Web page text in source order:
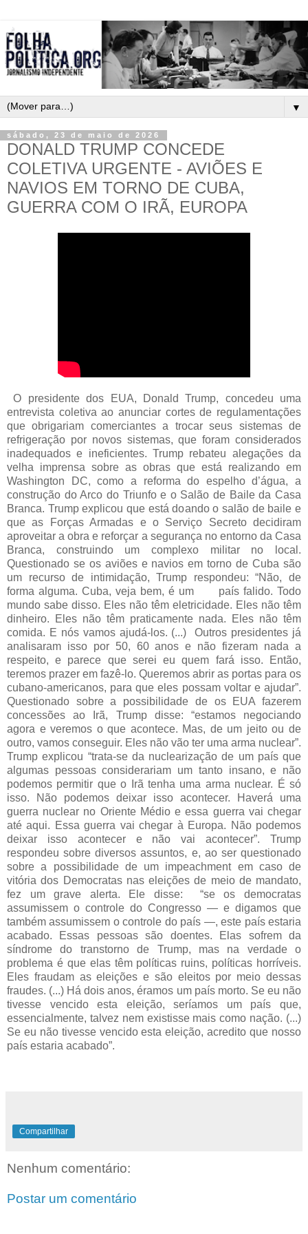
▼
sábado, 23 de maio de 2026
DONALD TRUMP CONCEDE
COLETIVA URGENTE - AVIÕES E
NAVIOS EM TORNO DE CUBA,
GUERRA COM O IRÃ, EUROPA
O presidente dos EUA, Donald Trump, concedeu uma
entrevista coletiva ao anunciar cortes de regulamentações
que obrigariam comerciantes a trocar seus sistemas de
refrigeração por novos sistemas, que foram considerados
inadequados e ineficientes. Trump rebateu alegações da
velha imprensa sobre as obras que está realizando em
Washington DC, como a reforma do espelho d’água, a
construção do Arco do Triunfo e o Salão de Baile da Casa
Branca. Trump explicou que está doando o salão de baile e
que as Forças Armadas e o Serviço Secreto decidiram
aproveitar a obra e reforçar a segurança no entorno da Casa
Branca, construindo um complexo militar no local.
Questionado se os aviões e navios em torno de Cuba são
um recurso de intimidação, Trump respondeu: “Não, de
forma alguma. Cuba, veja bem, é um
país falido. Todo
mundo sabe disso. Eles não têm eletricidade. Eles não têm
dinheiro. Eles não têm praticamente nada. Eles não têm
comida. E nós vamos ajudá-los. (...) Outros presidentes já
analisaram isso por 50, 60 anos e não fizeram nada a
respeito, e parece que serei eu quem fará isso. Então,
teremos prazer em fazê-lo. Queremos abrir as portas para os
cubano-americanos, para que eles possam voltar e ajudar”.
Questionado sobre a possibilidade de os EUA fazerem
concessões ao Irã, Trump disse: “estamos negociando
agora e veremos o que acontece. Mas, de um jeito ou de
outro, vamos conseguir. Eles não vão ter uma arma nuclear”.
Trump explicou “trata-se da nuclearização de um país que
algumas pessoas considerariam um tanto insano, e não
podemos permitir que o Irã tenha uma arma nuclear. É só
isso. Não podemos deixar isso acontecer. Haverá uma
guerra nuclear no Oriente Médio e essa guerra vai chegar
até aqui. Essa guerra vai chegar à Europa. Não podemos
deixar isso acontecer e não vai acontecer”. Trump
respondeu sobre diversos assuntos, e, ao ser questionado
sobre a possibilidade de um impeachment em caso de
vitória dos Democratas nas eleições de meio de mandato,
fez um grave alerta. Ele disse: “se os democratas
assumissem o controle do Congresso — e digamos que
também assumissem o controle do país —, este país estaria
acabado. Essas pessoas são doentes. Elas sofrem da
síndrome do transtorno de Trump, mas na verdade o
problema é que elas têm políticas ruins, políticas horríveis.
Eles fraudam as eleições e são eleitos por meio dessas
fraudes. (...) Há dois anos, éramos um país morto. Se eu não
tivesse vencido esta eleição, seríamos um país que,
essencialmente, talvez nem existisse mais como nação. (...)
Se eu não tivesse vencido esta eleição, acredito que nosso
país estaria acabado”.
Compartilhar
Nenhum comentário:
Postar um comentário